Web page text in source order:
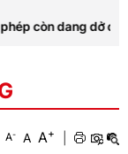
dang dở của Anh
A- A A+